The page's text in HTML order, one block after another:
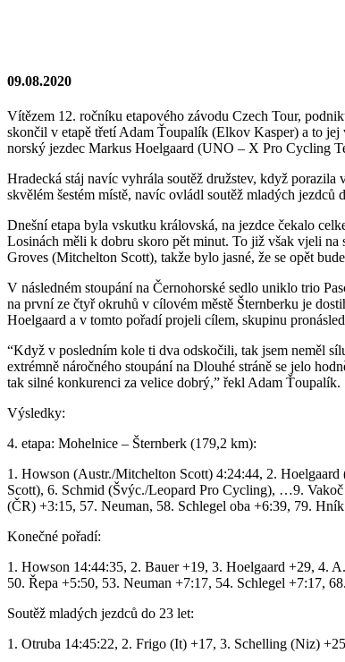
09.08.2020
Vítězem 12. ročníku etapového závodu Czech Tour,
skončil v etapě třetí Adam Ťoupalík (Elkov Kasper) a to
norský jezdec Markus Hoelgaard (UNO – X Pro Cycling
Hradecká stáj navíc vyhrála soutěž družstev, když
skvělém šestém místě, navíc ovládl soutěž mladých
Dnešní etapa byla vskutku královská, na jezdce čekalo
Losinách měli k dobru skoro pět minut. To již však vjeli na
Groves (Mitchelton Scott), takže bylo jasné, že se opět
V následném stoupání na Černohorské sedlo uniklo trio
na první ze čtyř okruhů v cílovém městě Šternberku je
Hoelgaard a v tomto pořadí projeli cílem, skupinu
“Když v posledním kole ti dva odskočili, tak jsem neměl
extrémně náročného stoupání na Dlouhé stráně se jelo
tak silné konkurenci za velice dobrý,” řekl Adam Ťoupalík.
Výsledky:
4. etapa: Mohelnice – Šternberk (179,2 km):
1. Howson (Austr./Mitchelton Scott) 4:24:44, 2.
Scott), 6. Schmid (Švýc./Leopard Pro Cycling), …9.
(ČR) +3:15, 57. Neuman, 58. Schlegel oba +6:39, 79.
Konečné pořadí:
1. Howson 14:44:35, 2. Bauer +19, 3. Hoelgaard +29, 4.
50. Řepa +5:50, 53. Neuman +7:17, 54. Schlegel +7:17,
Soutěž mladých jezdců do 23 let:
1. Otruba 14:45:22, 2. Frigo (It) +17, 3. Schelling (Niz)